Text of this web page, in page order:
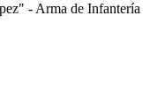
- Arma de Infantería